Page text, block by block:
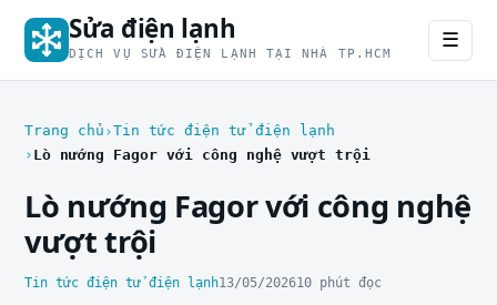
Sửa điện lạnh
DỊCH VỤ SỬA ĐIỆN LẠNH TẠI NHÀ TP.HCM
☰
Trang chủ Tin tức điện tử điện lạnh
Lò nướng Fagor với công nghệ vượt trội
Lò nướng Fagor với công nghệ
vượt trội
Tin tức điện tử điện lạnh13/05/202610 phút đọc